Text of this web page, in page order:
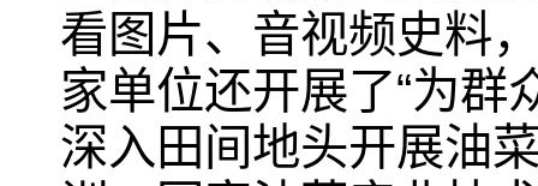
看图片、音视频史料
家单位还开展了“为群
深入田间地头开展油